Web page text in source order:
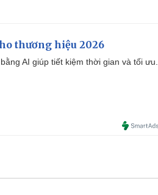
thương hiệu 2026
AI giúp tiết kiệm thời gian và tối ưu.